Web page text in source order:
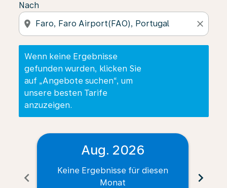
Nach
location_on close
Wenn keine Ergebnisse
gefunden wurden, klicken Sie
auf „Angebote suchen“, um
unsere besten Tarife
anzuzeigen.
chevron_left
Aug. 2026
Keine Ergebnisse für diesen
Monat
chevron_right